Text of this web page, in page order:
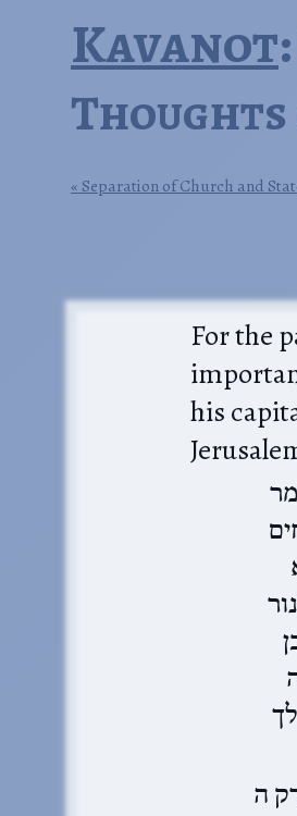
Kavanot
Thoughts
Separation of Church and
For the
his
ה